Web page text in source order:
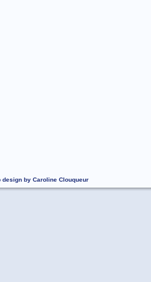
design by Caroline Clouqueur